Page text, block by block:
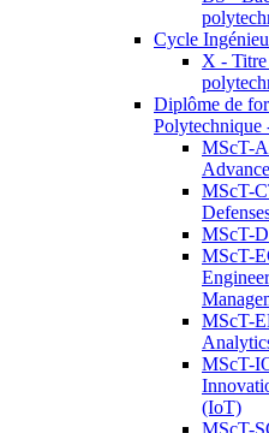
Cycle
X - Titre
Diplôme de
MScT-
MScT-
MScT-
MScT-
MScT-
MScT-
(IoT)
MScT-